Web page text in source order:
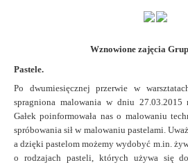
Wznowione zajęcia
Pastele.
Po dwumiesięcznej przerwie w
spragniona malowania w dniu 27.03.2015
Gałek poinformowała nas o malowaniu
spróbowania sił w malowaniu pastelami.
a dzięki pastelom możemy wydobyć m.in.
o rodzajach pasteli, których używa się